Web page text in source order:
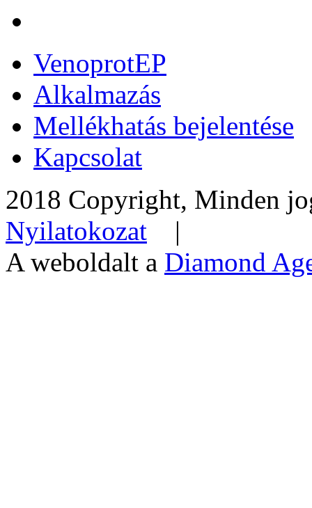
VenoprotEP
Alkalmazás
Mellékhatás bejelentése
Kapcsolat
2018 Copyright,
Nyilatokozat
|
A weboldalt a Diamond